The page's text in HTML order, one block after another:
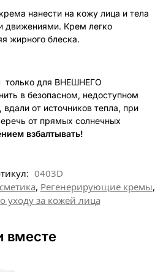
нанести на кожу лица и тела
движениями. Крем легко
жирного блеска.
только для ВНЕШНЕГО
в безопасном, недоступном
от источников тепла, при
от прямых солнечных
взбалтывать!
0403D
, Регенерирующие кремы,
уходу за кожей лица
вместе